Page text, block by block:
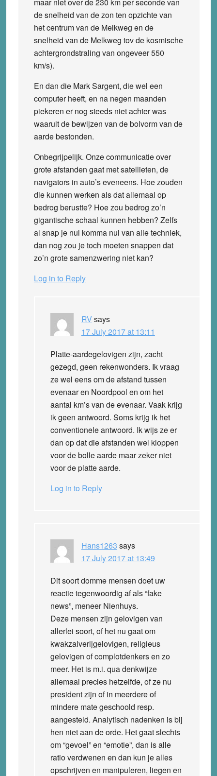
de snelheid van de zon ten opzichte van
het centrum van de Melkweg en de
snelheid van de Melkweg tov de kosmische
achtergrondstraling van ongeveer 550
km/s).
En dan die Mark Sargent, die wel een
computer heeft, en na negen maanden
piekeren er nog steeds niet achter was
waaruit de bewijzen van de bolvorm van de
aarde bestonden.
Onbegrijpelijk. Onze communicatie over
grote afstanden gaat met satellieten, de
navigators in auto’s eveneens. Hoe zouden
die kunnen werken als dat allemaal op
bedrog berustte? Hoe zou bedrog zo’n
gigantische schaal kunnen hebben? Zelfs
al snap je nul komma nul van alle techniek,
dan nog zou je toch moeten snappen dat
zo’n grote samenzwering niet kan?
Log in to Reply
RV says
17 July 2017 at 13:11
Platte-aardegelovigen zijn, zacht
gezegd, geen rekenwonders. Ik vraag
ze wel eens om de afstand tussen
evenaar en Noordpool en om het
aantal km’s van de evenaar. Vaak krijg
ik geen antwoord. Soms krijg ik het
conventionele antwoord. Ik wijs ze er
dan op dat die afstanden wel kloppen
voor de bolle aarde maar zeker niet
voor de platte aarde.
Log in to Reply
Hans1263 says
17 July 2017 at 13:49
Dit soort domme mensen doet uw
reactie tegenwoordig af als “fake
news”, meneer Nienhuys.
Deze mensen zijn gelovigen van
allerlei soort, of het nu gaat om
kwakzalverijgelovigen, religieus
gelovigen of complotdenkers en zo
meer. Het is m.i. qua denkwijze
allemaal precies hetzelfde, of ze nu
president zijn of in meerdere of
mindere mate geschoold resp.
aangesteld. Analytisch nadenken is bij
hen niet aan de orde. Het gaat slechts
om “gevoel” en “emotie”, dan is alle
ratio verdwenen en dan kun je alles
opschrijven en manipuleren, liegen en